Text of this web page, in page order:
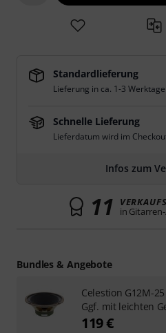
Standardlieferung
Lieferung in ca. 1-3
Schnelle Lieferung
Lieferdatum wird im
Infos zum
11 in
Bundles & Angebote
Celestion G12M-
Ggf. mit leichten
119 €